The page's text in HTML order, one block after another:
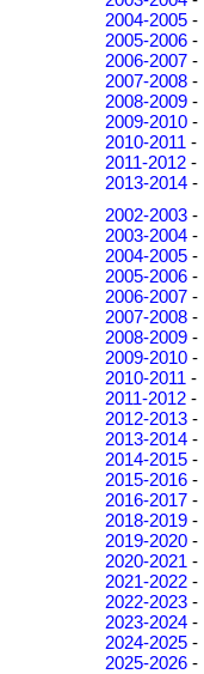
2004-2005 -
2005-2006 -
2006-2007 -
2007-2008 -
2008-2009 -
2009-2010 -
2010-2011 -
2011-2012 -
2013-2014 -
2002-2003 -
2003-2004 -
2004-2005 -
2005-2006 -
2006-2007 -
2007-2008 -
2008-2009 -
2009-2010 -
2010-2011 -
2011-2012 -
2012-2013 -
2013-2014 -
2014-2015 -
2015-2016 -
2016-2017 -
2018-2019 -
2019-2020 -
2020-2021 -
2021-2022 -
2022-2023 -
2023-2024 -
2024-2025 -
2025-2026 -